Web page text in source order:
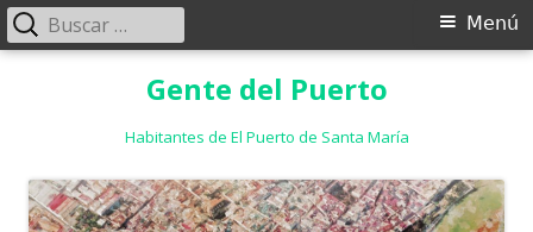
Gente del Puerto
Habitantes de El Puerto de Santa María
Menú
Menú
Buscar: